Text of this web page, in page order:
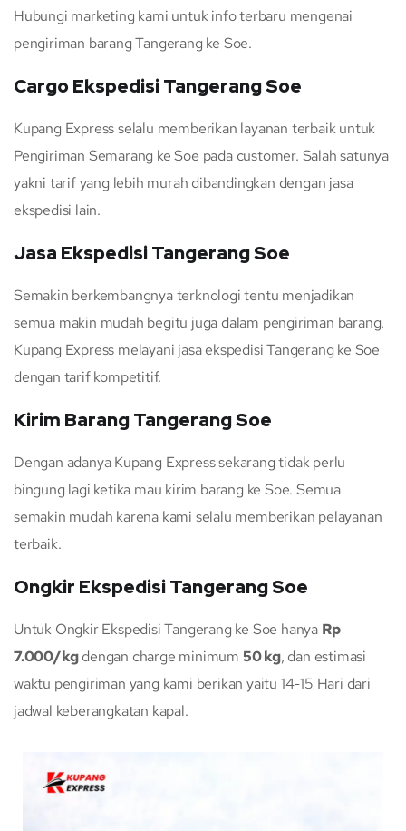
Hubungi marketing kami untuk info terbaru mengenai
pengiriman barang Tangerang ke Soe.
Cargo Ekspedisi Tangerang Soe
Kupang Express selalu memberikan layanan terbaik untuk
Pengiriman Semarang ke Soe pada customer. Salah satunya
yakni tarif yang lebih murah dibandingkan dengan jasa
ekspedisi lain.
Jasa Ekspedisi Tangerang Soe
Semakin berkembangnya terknologi tentu menjadikan
semua makin mudah begitu juga dalam pengiriman barang.
Kupang Express melayani jasa ekspedisi Tangerang ke Soe
dengan tarif kompetitif.
Kirim Barang Tangerang Soe
Dengan adanya Kupang Express sekarang tidak perlu
bingung lagi ketika mau kirim barang ke Soe. Semua
semakin mudah karena kami selalu memberikan pelayanan
terbaik.
Ongkir Ekspedisi Tangerang Soe
Untuk Ongkir Ekspedisi Tangerang ke Soe hanya Rp
7.000/kgdengan charge minimum 50 kg, dan estimasi
waktu pengiriman yang kami berikan yaitu 14-15 Hari dari
jadwal keberangkatan kapal.